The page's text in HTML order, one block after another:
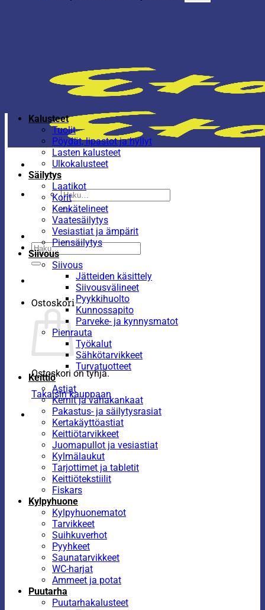
Etsi:
Etsi:
Ostoskori
Ostoskori on tyhjä.
Takaisin kauppaan
Kalusteet
Tuolit
Pöydät, lipastot ja hyllyt
Lasten kalusteet
Ulkokalusteet
Säilytys
Laatikot
Korit
Kenkätelineet
Vaatesäilytys
Vesiastiat ja ämpärit
Piensäilytys
Siivous
Siivous
Jätteiden käsittely
Siivousvälineet
Pyykkihuolto
Kunnossapito
Parveke- ja kynnysmatot
Pienrauta
Työkalut
Sähkötarvikkeet
Turvatuotteet
Keittiö
Astiat
Kernit ja vahakankaat
Pakastus- ja säilytysrasiat
Kertakäyttöastiat
Keittiötarvikkeet
Juomapullot ja vesiastiat
Kylmälaukut
Tarjottimet ja tabletit
Keittiötekstiilit
Fiskars
Kylpyhuone
Kylpyhuonematot
Tarvikkeet
Suihkuverhot
Pyyhkeet
Saunatarvikkeet
WC-harjat
Ammeet ja potat
Puutarha
Puutarhakalusteet